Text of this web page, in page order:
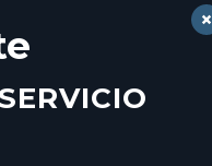
×